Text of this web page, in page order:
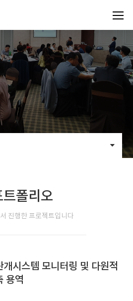
트폴리오
진행한 프로젝트입니다
시스템 모니터링 및 다원적
용역